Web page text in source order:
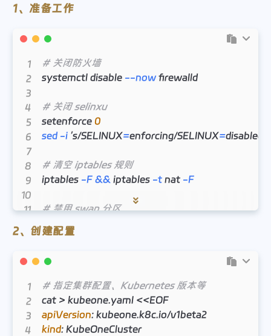
1、准备工作
# 关闭防火墙
systemctl disable --now firewalld
# 关闭 selinxu
setenforce 0
sed -i ’s/SELINUX=enforcing/SELINUX=disabled/
# 清空 iptables 规则
iptables -F && iptables -t nat -F
# 禁用 swap 分区
swapoff
sed -i '/swap / s/^\(.*\)$/#\1/g'
# 配置主机间 SSH 免密（详细过程略）
# 安装 docker 或 containerd（详细过程略）
2、创建配置
# 指定集群配置、Kubernetes 版本等
cat >
apiVersion:
kind: